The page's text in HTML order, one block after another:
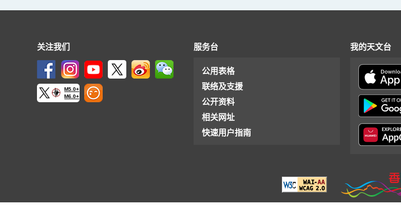
关注我们
M5.0+
M6.0+
服务台
公用表格
联络及支援
公开资料
相关网址
快速用户指南
我的天文台